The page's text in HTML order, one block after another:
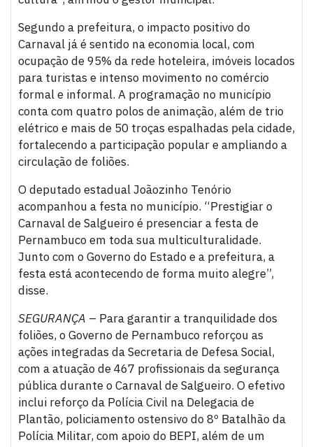
Segundo a prefeitura, o impacto positivo do
Carnaval já é sentido na economia local, com
ocupação de 95% da rede hoteleira, imóveis locados
para turistas e intenso movimento no comércio
formal e informal. A programação no município
conta com quatro polos de animação, além de trio
elétrico e mais de 50 troças espalhadas pela cidade,
fortalecendo a participação popular e ampliando a
circulação de foliões.
O deputado estadual Joãozinho Tenório
acompanhou a festa no município. “Prestigiar o
Carnaval de Salgueiro é presenciar a festa de
Pernambuco em toda sua multiculturalidade.
Junto com o Governo do Estado e a prefeitura, a
festa está acontecendo de forma muito alegre”,
disse.
SEGURANÇA – Para garantir a tranquilidade dos
foliões, o Governo de Pernambuco reforçou as
ações integradas da Secretaria de Defesa Social,
com a atuação de 467 profissionais da segurança
pública durante o Carnaval de Salgueiro. O efetivo
inclui reforço da Polícia Civil na Delegacia de
Plantão, policiamento ostensivo do 8º Batalhão da
Polícia Militar, com apoio do BEPI, além de um